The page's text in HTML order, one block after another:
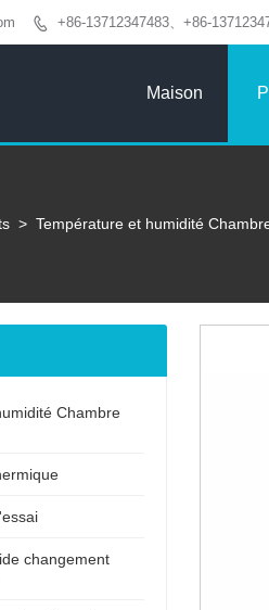
 +86-13712347483、+86-
Maison
> Température et humidité
Chambre
changement